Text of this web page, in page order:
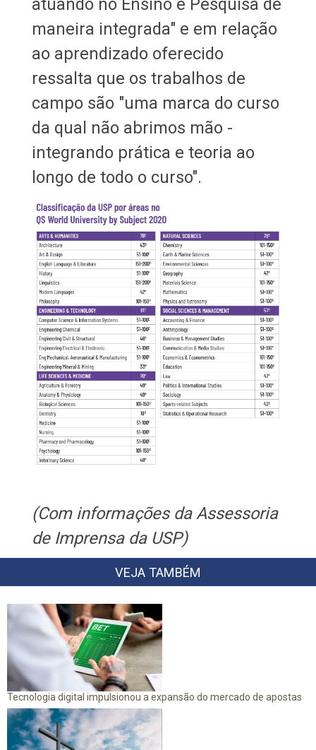
atuando no Ensino e Pesquisa de
maneira integrada" e em relação
ao aprendizado oferecido
ressalta que os trabalhos de
campo são "uma marca do curso
da qual não abrimos mão -
integrando prática e teoria ao
longo de todo o curso".
(Com informações da Assessoria
de Imprensa da USP)
VEJA TAMBÉM
Tecnologia digital impulsionou a expansão do mercado de apostas